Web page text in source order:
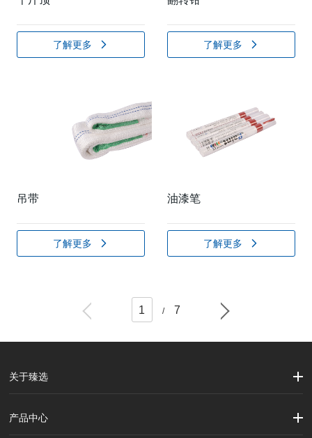
了解更多 了解更多
吊带
了解更多
油漆笔
了解更多
1 / 7
关于臻选
产品中心